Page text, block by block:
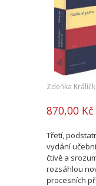
Zdeňka
870,00 Kč
Třetí,
vydání
čtivě a
rozsáhlou
procesních